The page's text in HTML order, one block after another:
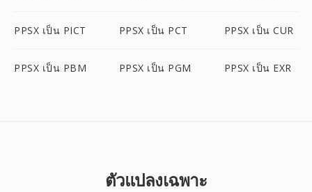
PPSX เป็น PICT PPSX เป็น PCT PPSX เป็น CUR
PPSX เป็น PBM PPSX เป็น PGM PPSX เป็น EXR
ตัวแปลงเฉพาะ